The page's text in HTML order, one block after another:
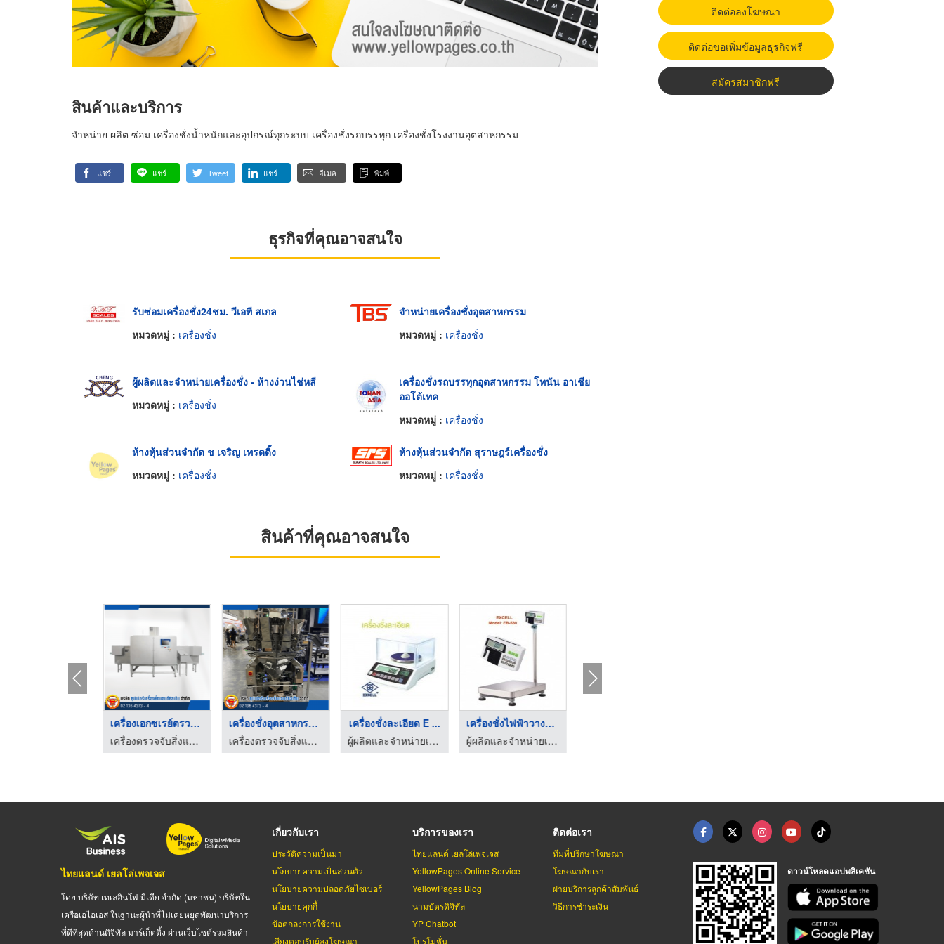
สินค้าและบริการ
จำหน่าย ผลิต ซ่อม เครื่องชั่งน้ำหนักและอุปกรณ์ทุกระบบ เครื่องชั่งรถบรรทุก เครื่องชั่งโรงงานอุตสาหกรรม
แชร์ แชร์ Tweet แชร์ อีเมล พิมพ์
ธุรกิจที่คุณอาจสนใจ
รับซ่อมเครื่องชั่ง24ชม. วีเอที สเกล
หมวดหมู่ : เครื่องชั่ง
จำหน่ายเครื่องชั่งอุตสาหกรรม
หมวดหมู่ : เครื่องชั่ง
ผู้ผลิตและจำหน่ายเครื่องชั่ง - ห้างง่วนไช่หลี
หมวดหมู่ : เครื่องชั่ง
เครื่องชั่งรถบรรทุกอุตสาหกรรม โทนัน อาเชีย
ออโต้เทค
หมวดหมู่ : เครื่องชั่ง
ห้างหุ้นส่วนจำกัด ช เจริญ เทรดดิ้ง
หมวดหมู่ : เครื่องชั่ง
ห้างหุ้นส่วนจำกัด สุราษฎร์เครื่องชั่ง
หมวดหมู่ : เครื่องชั่ง
สินค้าที่คุณอาจสนใจ
เครื่องเอกซเรย์ตรวจส ...
เครื่องตรวจจับสิ่งแปลกปลอมในอาหาร Optical Sorter
เครื่องชั่งอุตสาหกรร ...
เครื่องตรวจจับสิ่งแปลกปลอมในอาหาร Optical Sorter
เครื่องชั่งละเอียด E ...
ผู้ผลิตและจำหน่ายเครื่องชั่ง - ห้างง่วนไช่หลี
เครื่องชั่งไฟฟ้าวางพ ...
ผู้ผลิตและจำหน่ายเครื่องชั่ง - ห้างง่วนไช่หลี
ติดต่อลงโฆษณา
ติดต่อขอเพิ่มข้อมูลธุรกิจฟรี
สมัครสมาชิกฟรี
ไทยแลนด์ เยลโล่เพจเจส
โดย บริษัท เทเลอินโฟ มีเดีย จำกัด (มหาชน) บริษัทใน
เครือเอไอเอส ในฐานะผู้นำที่ไม่เคยหยุดพัฒนาบริการ
ที่ดีที่สุดด้านดิจิทัล มาร์เก็ตติ้ง ผ่านเว็บไซต์รวมสินค้า
เกี่ยวกับเรา
ประวัติความเป็นมา
นโยบายความเป็นส่วนตัว
นโยบายความปลอดภัยไซเบอร์
นโยบายคุกกี้
ข้อตกลงการใช้งาน
เสียงตอบรับผู้ลงโฆษณา
บริการของเรา
ไทยแลนด์ เยลโล่เพจเจส
YellowPages Online Service
YellowPages Blog
นามบัตรดิจิทัล
YP Chatbot
โปรโมชั่น
ติดต่อเรา
ทีมที่ปรึกษาโฆษณา
โฆษณากับเรา
ฝ่ายบริการลูกค้าสัมพันธ์
วิธีการชำระเงิน
ดาวน์โหลดแอปพลิเคชัน